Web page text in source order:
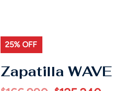
25% OFF
Zapatilla WAVE